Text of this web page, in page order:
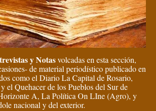
y Notasvolcadas en esta sección,
de material periodístico publicado en
como el Diario La Capital de Rosario,
el Quehacer de los Pueblos del Sur de
A, La Política On LIne (Agro), y
nacional y del exterior.